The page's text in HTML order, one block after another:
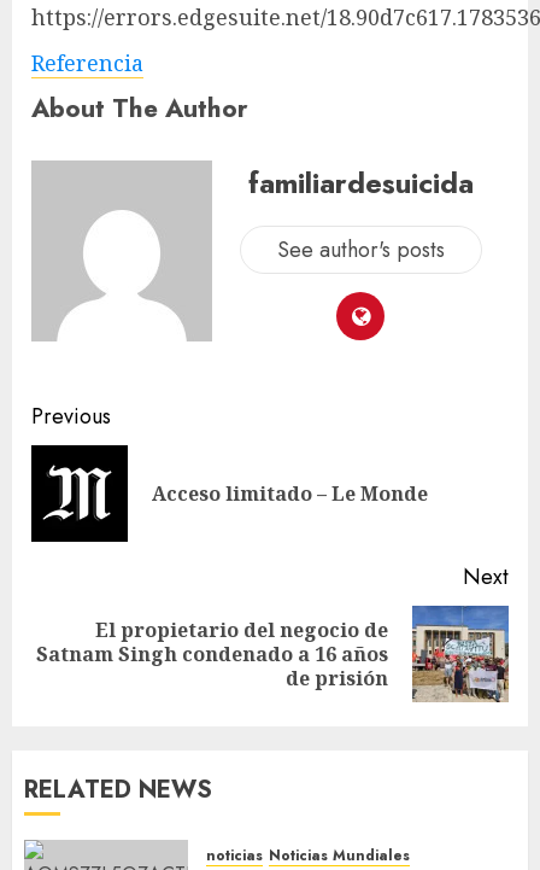
https://errors.edgesuite.net/
Referencia
About The Author
familiardesuicida
See author's posts
Previous
Acceso limitado – Le Monde
Next
El propietario del negocio de
Satnam Singh condenado a 16 años
de prisión
RELATED NEWS
noticias Noticias Mundiales